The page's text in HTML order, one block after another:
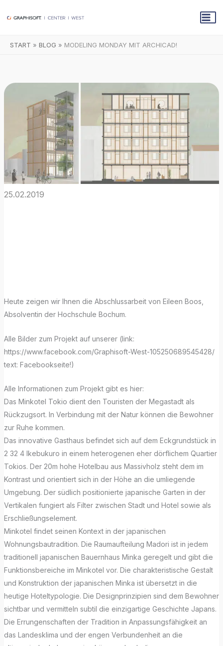
Inhalt
START BLOG MODELING MONDAY MIT ARCHICAD!
25.02.2019
Heute zeigen wir Ihnen die Abschlussarbeit von Eileen Boos,
Absolventin der Hochschule Bochum.
Alle Bilder zum Projekt auf unserer (link:
https://www.facebook.com/Graphisoft-West-105250689545428/
text: Facebookseite!)
Alle Informationen zum Projekt gibt es hier:
Das Minkotel Tokio dient den Touristen der Megastadt als
Rückzugsort. In Verbindung mit der Natur können die Bewohner
zur Ruhe kommen.
Das innovative Gasthaus befindet sich auf dem Eckgrundstück in
2 32 4 Ikebukuro in einem heterogenen eher dörflichem Quartier
Tokios. Der 20m hohe Hotelbau aus Massivholz steht dem im
Kontrast und orientiert sich in der Höhe an die umliegende
Umgebung. Der südlich positionierte japanische Garten in der
Vertikalen fungiert als Filter zwischen Stadt und Hotel sowie als
Erschließungselement.
Minkotel findet seinen Kontext in der japanischen
Wohnungsbautradition. Die Raumaufteilung Madori ist in jedem
traditionell japanischen Bauernhaus Minka geregelt und gibt die
Funktionsbereiche im Minkotel vor. Die charakteristische Gestalt
und Konstruktion der japanischen Minka ist übersetzt in die
heutige Hoteltypologie. Die Designprinzipien sind dem Bewohner
sichtbar und vermitteln subtil die einzigartige Geschichte Japans.
Die Errungenschaften der Tradition in Anpassungsfähigkeit an
das Landesklima und der engen Verbundenheit an die